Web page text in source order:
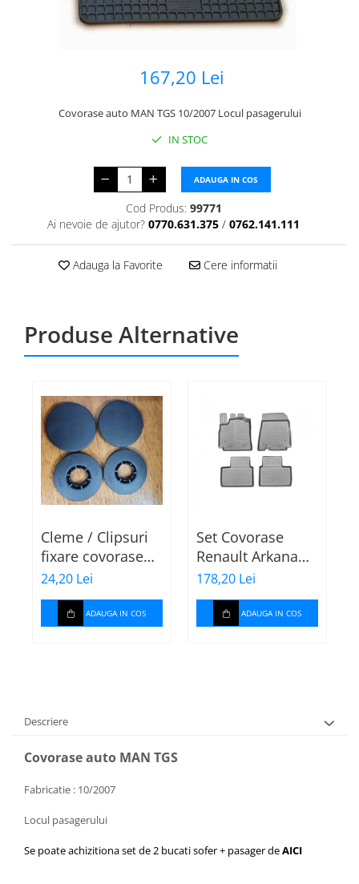
167,20 Lei
Covorase auto MAN TGS 10/2007 Locul pasagerului
IN STOC
ADAUGA IN COS
Cod Produs: 99771
Ai nevoie de ajutor? 0770.631.375 / 0762.141.111
Adauga la Favorite Cere informatii
Produse Alternative
Cleme / Clipsuri
fixare covorase
auto pentru
Renault / Nissan
24,20 Lei
ADAUGA IN COS
Set Covorase
Renault Arkana
tip tavita 603484
178,20 Lei
ADAUGA IN COS
Descriere
Covorase auto MAN TGS
Fabricatie : 10/2007
Locul pasagerului
Se poate achizitiona set de 2 bucati sofer + pasager deAICI